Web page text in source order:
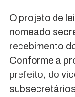
O projeto de
nomeado
recebimento
Conforme a
prefeito, do